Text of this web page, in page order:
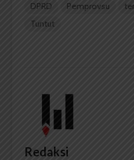
DPRD
Pemprovsu
Tuntut
Redaksi